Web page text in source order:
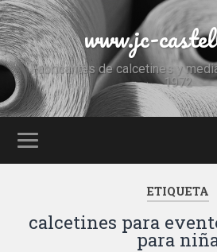
www.jc-
Fabricantes de calcetines y
1972
ETIQUETA
calcetines para
para